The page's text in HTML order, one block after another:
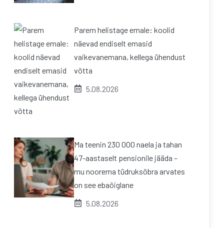
Parem helistage emale: koolid
näevad endiselt emasid
vaikevanemana, kellega ühendust
võtta
5.08.2026
Ma teenin 230 000 naela ja tahan
47-aastaselt pensionile jääda –
mu noorema tüdruksõbra arvates
on see ebaõiglane
5.08.2026